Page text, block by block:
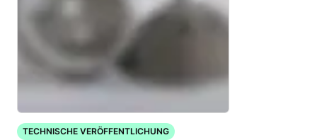
TECHNISCHE VERÖFFENTLICHUNG